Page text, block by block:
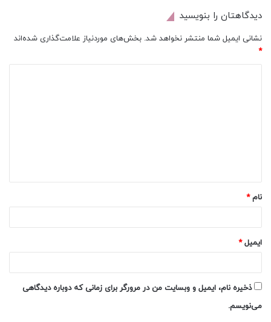
دیدگاهتان را بنویسید
نشانی ایمیل شما منتشر نخواهد شد. بخش‌های موردنیاز علامت‌گذاری شده‌اند
*
*
نام*
ایمیل*
ذخیره نام، ایمیل و وبسایت من در مرورگر برای زمانی که دوباره دیدگاهی
می‌نویسم.